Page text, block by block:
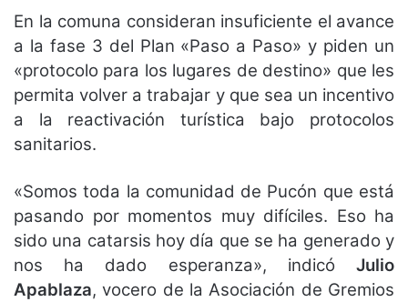
En la comuna consideran insuficiente el avance
a la fase 3 del Plan «Paso a Paso» y piden un
«protocolo para los lugares de destino» que les
permita volver a trabajar y que sea un incentivo
a la reactivación turística bajo protocolos
sanitarios.
«Somos toda la comunidad de Pucón que está
pasando por momentos muy difíciles. Eso ha
sido una catarsis hoy día que se ha generado y
nos ha dado esperanza», indicó Julio
Apablaza, vocero de la Asociación de Gremios